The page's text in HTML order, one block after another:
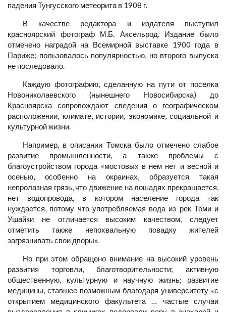
падения Тунгусского метеорита в 1908 г.
В качестве редактора и издателя выступил
красноярский фотограф М.Б. Аксельрод. Издание было
отмечено наградой на Всемирной выставке 1900 года в
Париже; пользовалось популярностью, но второго выпуска
не последовало.
Каждую фотографию, сделанную на пути от поселка
Новониколаевского (нынешнего Новосибирска) до
Красноярска сопровождают сведения о географическом
расположении, климате, истории, экономике, социальной и
культурной жизни.
Например, в описании Томска было отмечено слабое
развитие промышленности, а также проблемы с
благоустройством города «мостовых в нем нет и весной и
осенью, особенно на окраинах, образуется такая
непролазная грязь, что движение на лошадях прекращается,
нет водопровода, в котором население города так
нуждается, потому что употребляемая вода из рек Томи и
Ушайки не отличается высоким качеством, следует
отметить также непохвальную повадку жителей
загрязнивать свои дворы».
Но при этом обращено внимание на высокий уровень
развития торговли, благотворительности; активную
общественную, культурную и научную жизнь; развитие
медицины, ставшее возможным благодаря университету «с
открытием медицинского факультета … частые случаи